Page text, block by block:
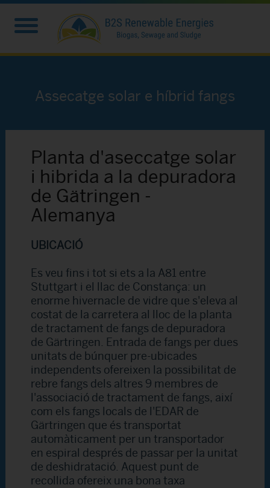
Assecatge solar e híbrid fangs
Planta d'aseccatge solar
i hibrida a la depuradora
de Gätringen -
Alemanya
UBICACIÓ
Es veu fins i tot si ets a la A81 entre
Stuttgart i el llac de Constança: un
enorme hivernacle de vidre que s'eleva al
costat de la carretera al lloc de la planta
de tractament de fangs de depuradora
de Gärtringen. Entrada de fangs per dues
unitats de búnquer pre-ubicades
independents ofereixen la possibilitat de
rebre fangs dels altres 9 membres de
l'associació de tractament de fangs, així
com els fangs locals de l'EDAR de
Gärtringen que és transportat
automàticament per un transportador
en espiral després de passar per la unitat
de deshidratació. Aquest punt de
recollida ofereix una bona taxa